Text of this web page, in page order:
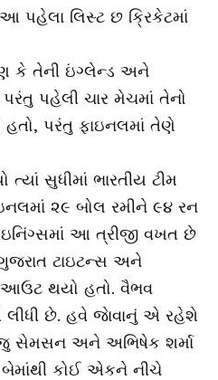
પહેલા લિસ્ટ છ ક્રિકેટમાં
કે તેની ઇંગ્લેન્ડ અને
પહેલી ચાર મેચમાં તેનો
હતો, પરંતુ ફાઇનલમાં તેણે
સુધીમાં ભારતીય ટીમ
૨૯ બોલ રમીને ૯૪ રન
આ ત્રીજી વખત છે
ટાઇટન્સ અને
આઉટ થયો હતો. વૈભવ
લીધી છે. હવે જાેવાનું એ રહેશે
સેમસન અને અભિષેક શર્મા
કોઈ એકને નીચે